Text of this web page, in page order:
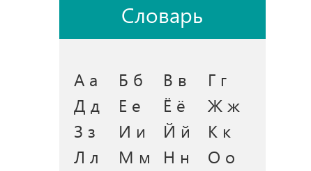
Словарь
А а Б б В в
Г г
Д д
Е е Ё ё
Ж ж
З з
И и Й й
К к
Л л
М м Н н
О о